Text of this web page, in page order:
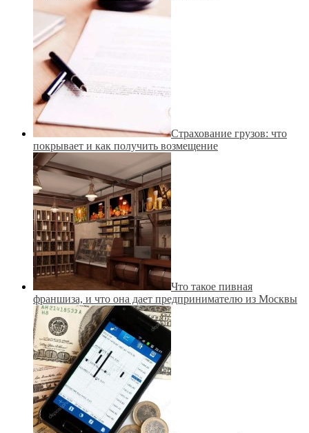
Страхование грузов: что
покрывает и как получить возмещение
Что такое пивная
франшиза, и что она дает предпринимателю из Москвы